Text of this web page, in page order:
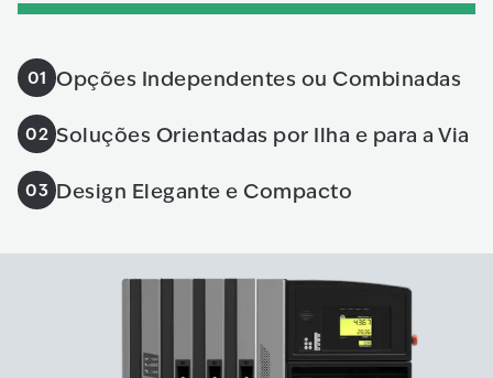
01 Opções Independentes ou Combinadas
02 Soluções Orientadas por Ilha e para a Via
03 Design Elegante e Compacto